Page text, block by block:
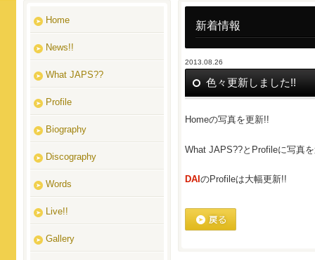
新着情報
2013.08.26
色々更新しました!!
Homeの写真を更新!!
What JAPS??とProfileに写真
DAI のProfileは大幅更新!!
Home
News!!
What JAPS??
Profile
Biography
Discography
Words
Live!!
Gallery